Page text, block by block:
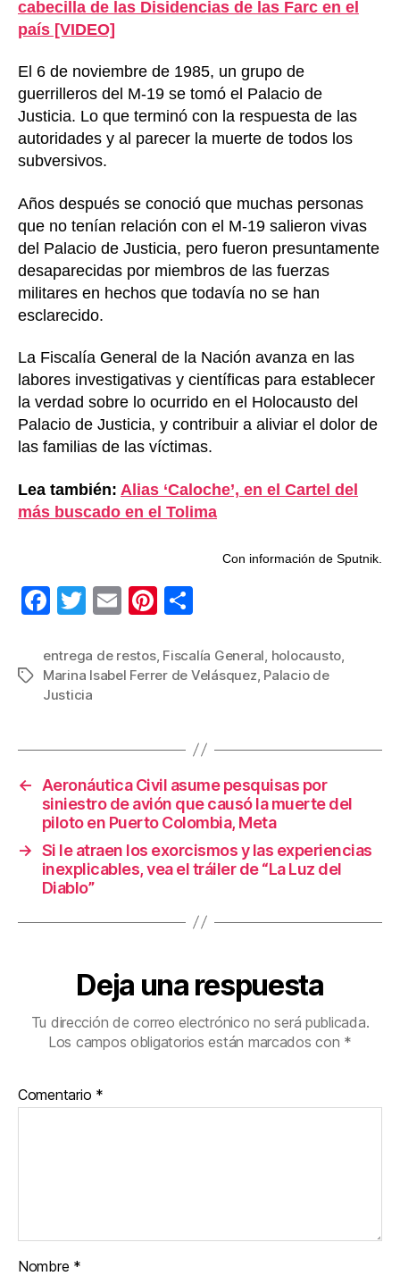
cabecilla de las Disidencias de las Farc en el
país [VIDEO]
El 6 de noviembre de 1985, un grupo de
guerrilleros del M-19 se tomó el Palacio de
Justicia. Lo que terminó con la respuesta de las
autoridades y al parecer la muerte de todos los
subversivos.
Años después se conoció que muchas personas
que no tenían relación con el M-19 salieron vivas
del Palacio de Justicia, pero fueron presuntamente
desaparecidas por miembros de las fuerzas
militares en hechos que todavía no se han
esclarecido.
La Fiscalía General de la Nación avanza en las
labores investigativas y científicas para establecer
la verdad sobre lo ocurrido en el Holocausto del
Palacio de Justicia, y contribuir a aliviar el dolor de
las familias de las víctimas.
Lea también: Alias ‘Caloche’, en el Cartel del
más buscado en el Tolima
Con información de Sputnik.
F
c
e
o
k
T
tt
er
E
ail
Pi
er
e
m
p
tir
Etiquetas
entrega de restos, Fiscalía General holocausto
Marina Isabel Ferrer de Velásquez Palacio de
Justicia
←
Aeronáutica Civil asume pesquisas por
siniestro de avión que causó la muerte del
piloto en Puerto Colombia, Meta
→ Si le atraen los exorcismos y las experiencias
inexplicables, vea el tráiler de “La Luz del
Diablo”
Deja una respuesta
Tu dirección de correo electrónico no será publicada.
Los campos obligatorios están marcados con *
Comentario *
Nombre *